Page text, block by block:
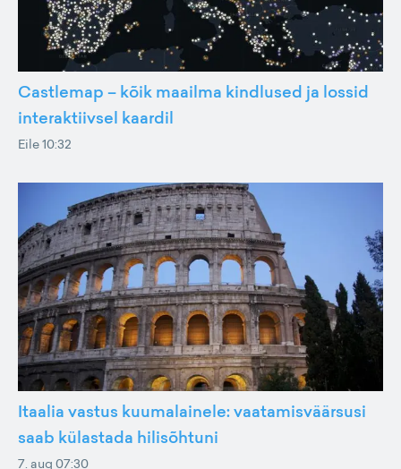
Castlemap – kõik maailma kindlused ja lossid
interaktiivsel kaardil
Eile 10:32
Itaalia vastus kuumalainele: vaatamisväärsusi
saab külastada hilisõhtuni
7. aug 07:30